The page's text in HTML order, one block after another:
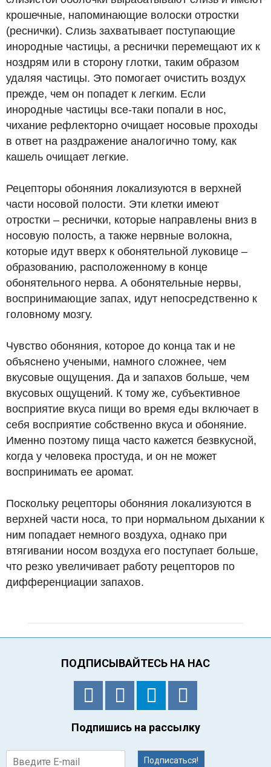
крошечные, напоминающие волоски отростки
(реснички). Слизь захватывает поступающие
инородные частицы, а реснички перемещают их к
ноздрям или в сторону глотки, таким образом
удаляя частицы. Это помогает очистить воздух
прежде, чем он попадет к легким. Если
инородные частицы все-таки попали в нос,
чихание рефлекторно очищает носовые проходы
в ответ на раздражение аналогично тому, как
кашель очищает легкие.
Рецепторы обоняния локализуются в верхней
части носовой полости. Эти клетки имеют
отростки – реснички, которые направлены вниз в
носовую полость, а также нервные волокна,
которые идут вверх к обонятельной луковице –
образованию, расположенному в конце
обонятельного нерва. А обонятельные нервы,
воспринимающие запах, идут непосредственно к
головному мозгу.
Чувство обоняния, которое до конца так и не
объяснено учеными, намного сложнее, чем
вкусовые ощущения. Да и запахов больше, чем
вкусовых ощущений. К тому же, субъективное
восприятие вкуса пищи во время еды включает в
себя восприятие собственно вкуса и обоняние.
Именно поэтому пища часто кажется безвкусной,
когда у человека простуда, и он не может
воспринимать ее аромат.
Поскольку рецепторы обоняния локализуются в
верхней части носа, то при нормальном дыхании к
ним попадает немного воздуха, однако при
втягивании носом воздуха его поступает больше,
что резко увеличивает работу рецепторов по
дифференциации запахов.
ПОДПИСЫВАЙТЕСЬ НА НАС
Подпишись на рассылку
Подписаться!